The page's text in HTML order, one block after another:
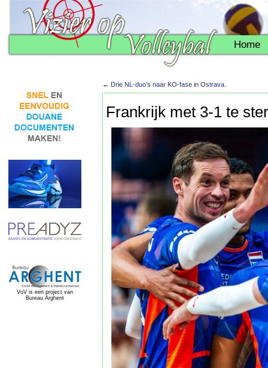
Home
VoV is een project van
Bureau Arghent
← Drie NL-duo’s naar KO-fase in Ostrava.
Frankrijk met 3-1 te